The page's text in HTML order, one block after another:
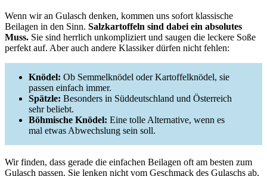
Wenn wir an Gulasch denken, kommen uns sofort klassische
Beilagen in den Sinn. Salzkartoffeln sind dabei ein absolutes
Muss. Sie sind herrlich unkompliziert und saugen die leckere Soße
perfekt auf. Aber auch andere Klassiker dürfen nicht fehlen:
Knödel: Ob Semmelknödel oder Kartoffelknödel, sie
passen einfach immer.
Spätzle: Besonders in Süddeutschland und Österreich
sehr beliebt.
Böhmische Knödel: Eine tolle Alternative, wenn es
mal etwas Abwechslung sein soll.
Wir finden, dass gerade die einfachen Beilagen oft am besten zum
Gulasch passen. Sie lenken nicht vom Geschmack des Gulaschs ab,